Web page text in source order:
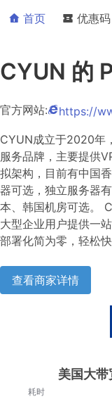
首页 优惠码
CYUN 的
官方网站:
https://
CYUN成立于2020年
服务品牌，主要提供
拟架构，目前有中国
器可选，独立服务器
本、韩国机房可选。
大型企业用户提供一
部署化简为零，轻松快
查看商家详情
耗时
美国大